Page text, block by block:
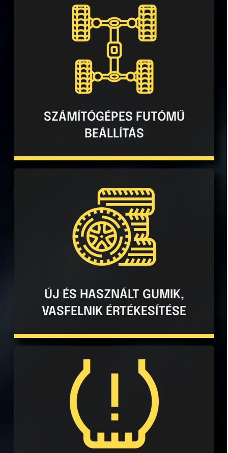
SZÁMÍTÓGÉPES FUTÓMŰ
BEÁLLÍTÁS
Számítógépes futómű beállítással járműve
hosszabb élettartamát biztosíthatja és
csökkentheti a gumiabroncsok egyenetlen
kopását, valamint javíthatja a járművek
menettulajdonságait és kényelmét.
ÚJ ÉS HASZNÁLT GUMIK,
VASFELNIK ÉRTÉKESÍTÉSE
Nálunk mindenki megtalálja a számára
megfelelő gumiabroncsot, legyen szó téli,
nyári vagy négyévszakos gumiról.
Raktárunkon számos abroncs közül
Igény szerint, rövid határidőn belül
gumiabroncsot vagy vasfelnit a megadott
méretben, baráti áron.
A TPMS szenzorok érzékelik a jármű
guminyomását és figyelmeztetnek, ha az a
megfelelő érték alá csökken. Ezek a
szenzorok növelik a vezetési biztonságot
és a gumiabroncs élettartamát.